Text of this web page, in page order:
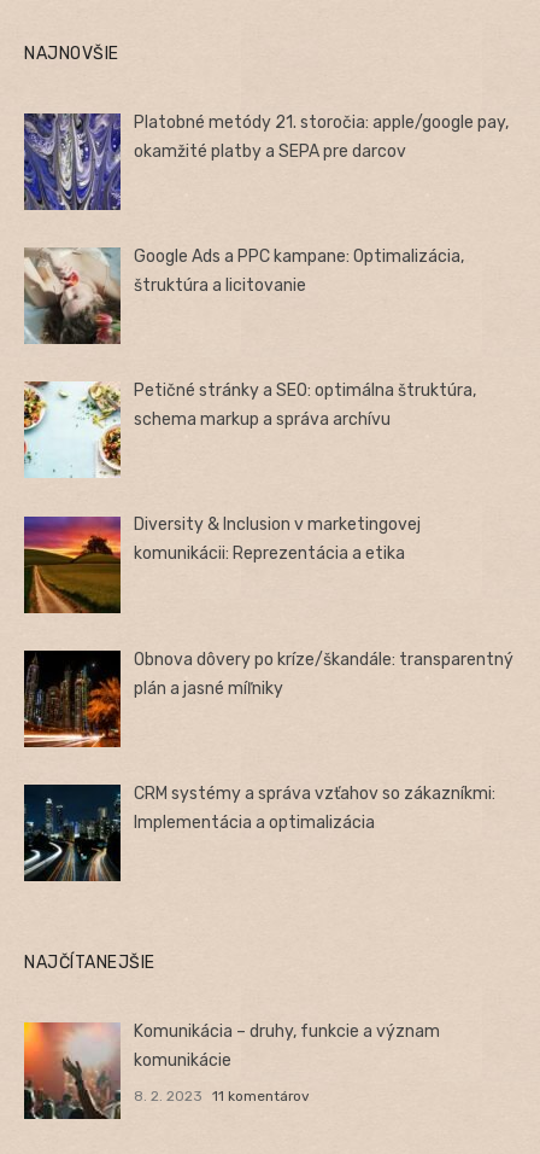
NAJNOVŠIE
Platobné metódy 21. storočia: apple/google pay,
okamžité platby a SEPA pre darcov
Google Ads a PPC kampane: Optimalizácia,
štruktúra a licitovanie
Petičné stránky a SEO: optimálna štruktúra,
schema markup a správa archívu
Diversity & Inclusion v marketingovej
komunikácii: Reprezentácia a etika
Obnova dôvery po kríze/škandále: transparentný
plán a jasné míľniky
CRM systémy a správa vzťahov so zákazníkmi:
Implementácia a optimalizácia
NAJČÍTANEJŠIE
Komunikácia – druhy, funkcie a význam
komunikácie
8. 2. 2023 11 komentárov